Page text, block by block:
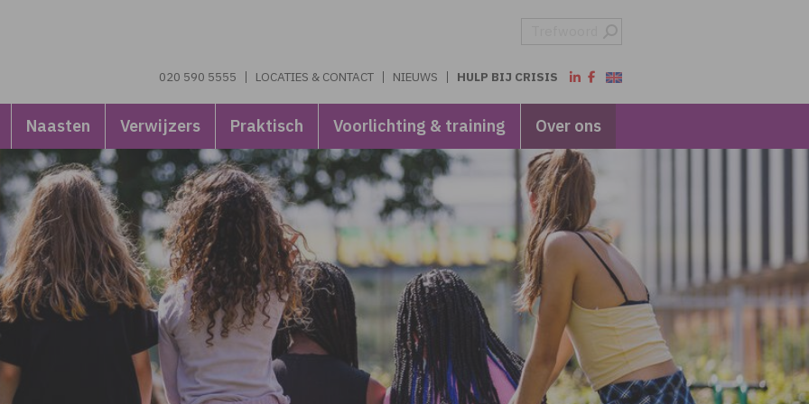
020 590 5555 LOCATIES & CONTACT NIEUWS HULP BIJ CRISIS
Naasten Verwijzers Praktisch Voorlichting & training Over ons